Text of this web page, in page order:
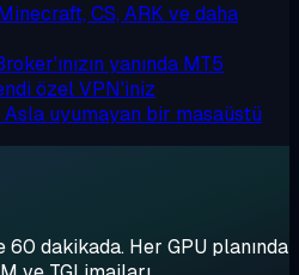
CS, ARK ve daha
yanında MT5
özel VPN'iniz
Asla uyumayan bir masaüstü
60 dakikada. Her GPU planında